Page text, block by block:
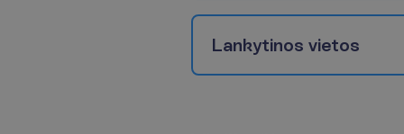
Lankytinos vietos